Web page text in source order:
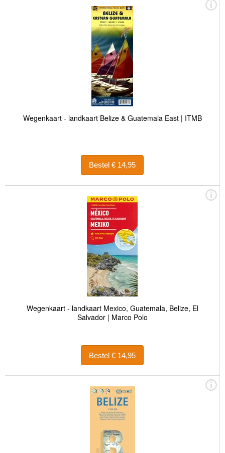
Wegenkaart - landkaart Belize & Guatemala East | ITMB
Bestel € 14,95
Wegenkaart - landkaart Mexico, Guatemala, Belize, El
Salvador | Marco Polo
Bestel € 14,95